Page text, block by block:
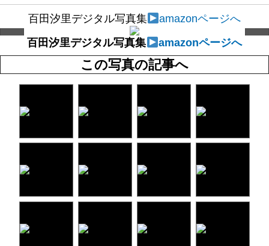
百田汐里デジタル写真集
amazonページへ
百田汐里デジタル写真集
amazonページへ
この写真の記事へ